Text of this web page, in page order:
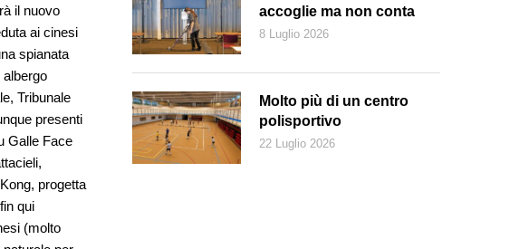
il nuovo
ai cinesi
spianata
Tribunale
presenti
Galle Face
progetta
qui
(molto
accoglie ma non conta
8 Luglio 2026
Molto più di un centro
polisportivo
22 Luglio 2026